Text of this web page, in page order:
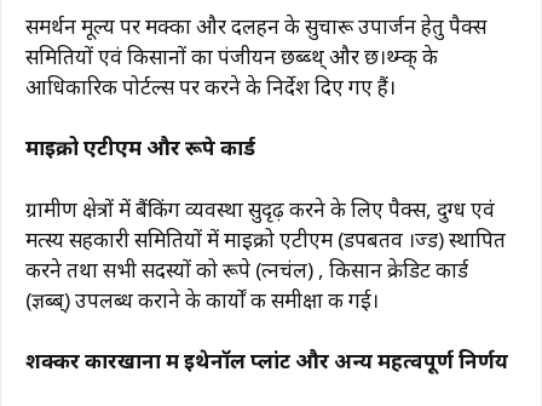
समर्थन मूल्य पर मक्का और दलहन के सुचारू उपार्जन हेतु पैक्स
समितियों एवं किसानों का पंजीयन छब्ब्थ् और छ।थ्म्क् के
आधिकारिक पोर्टल्स पर करने के निर्देश दिए गए हैं।
माइक्रो एटीएम और रूपे कार्ड
ग्रामीण क्षेत्रों में बैंकिंग व्यवस्था सुदृढ़ करने के लिए पैक्स, दुग्ध एवं
मत्स्य सहकारी समितियों में माइक्रो एटीएम (डपबतव ।ज्ड) स्थापित
करने तथा सभी सदस्यों को रूपे (त्नचंल) , किसान क्रेडिट कार्ड
(ज्ञब्ब्) उपलब्ध कराने के कार्यों की समीक्षा की गई।
शक्कर कारखानों में इथेनॉल प्लांट और अन्य महत्वपूर्ण निर्णय